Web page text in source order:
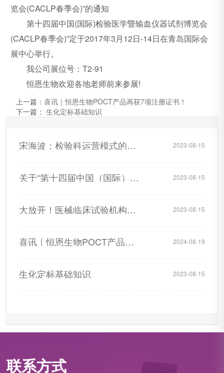
览会(CACLP春季会)”的通知
第十四届中国(国际)检验医学暨输血仪器试剂博览会
(CACLP春季会)”定于2017年3月12日-14日在青岛国际会
展中心举行。
我公司展位号：T2-91
恒恩生物欢迎各地老师前来参展!
上一篇：喜讯｜恒恩生物POCT产品再获7项注册证书！
下一篇： 生化定标基础知识
宋海波：检验科运营模式的改变对体外诊断产业的影响 2023-08-15
关于“第十四届中国（国际）检验医学暨输血仪器试剂博览会（CACLP春季会）”的通知 2023-08-15
大放开！医械临床试验机构，不用审批了！ 2023-08-15
喜讯｜恒恩生物POCT产品再获7项注册证书！ 2024-08-19
生化定标基础知识 2023-08-15
联系方式